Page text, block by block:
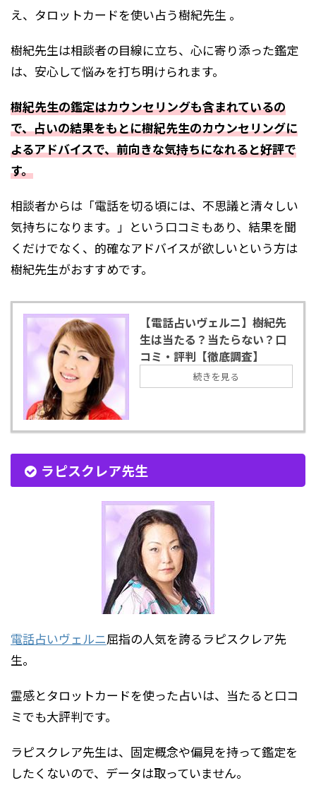
え、タロットカードを使い占う樹紀先生 。
樹紀先生は相談者の目線に立ち、心に寄り添った鑑定
は、安心して悩みを打ち明けられます。
樹紀先生の鑑定はカウンセリングも含まれているの
で、占いの結果をもとに樹紀先生のカウンセリングに
よるアドバイスで、前向きな気持ちになれると好評で
す。
相談者からは「電話を切る頃には、不思議と清々しい
気持ちになります。」という口コミもあり、結果を聞
くだけでなく、的確なアドバイスが欲しいという方は
樹紀先生がおすすめです。
【電話占いヴェルニ】樹紀先
生は当たる？当たらない？口
コミ・評判【徹底調査】
続きを見る
ラピスクレア先生
電話占いヴェルニ屈指の人気を誇るラピスクレア先
生。
霊感とタロットカードを使った占いは、当たると口コ
ミでも大評判です。
ラピスクレア先生は、固定概念や偏見を持って鑑定を
したくないので、データは取っていません。